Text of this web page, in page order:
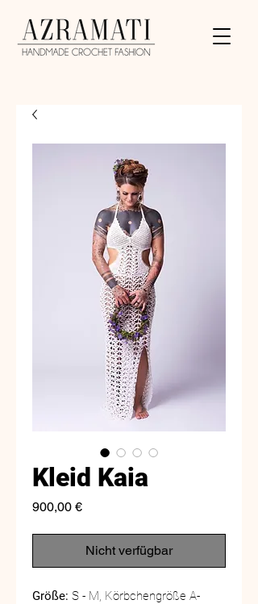
Kleid Kaia
900,00 €Preis
Nicht verfügbar
Größe: S - M, Körbchengröße A-